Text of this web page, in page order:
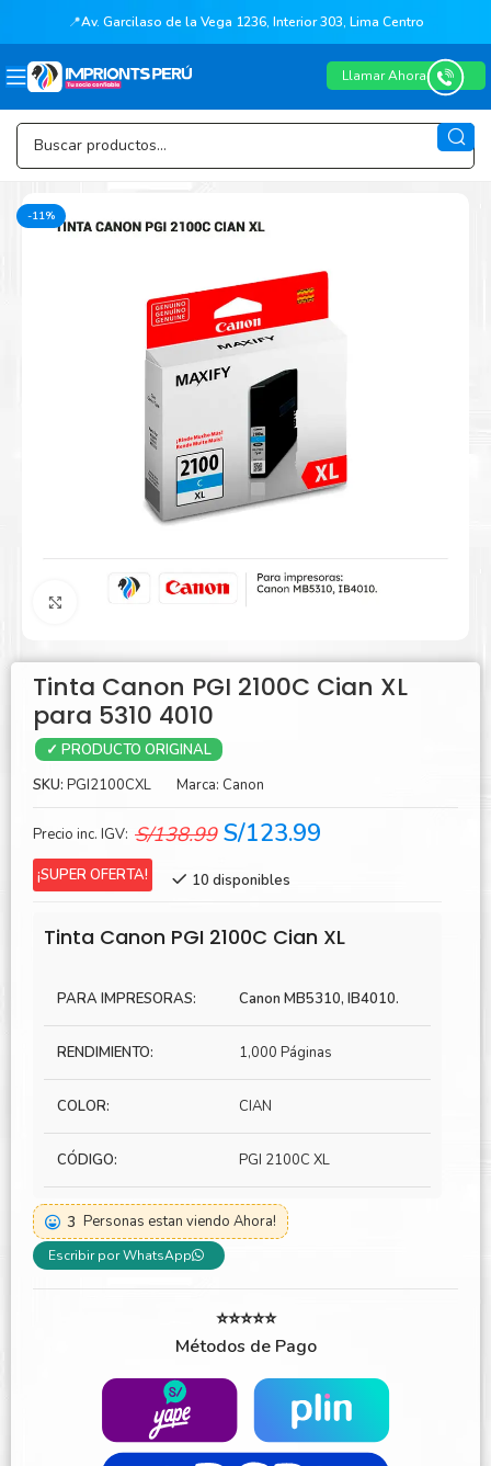
📍Av. Garcilaso de la Vega 1236, Interior 303, Lima Centro
Llamar Ahora
-11%
Agrandar
Tinta Canon PGI 2100C Cian XL
para 5310 4010
✓ PRODUCTO ORIGINAL
SKU: PGI2100CXL Marca: Canon
Precio inc. IGV: S/138.99 El
original
S/138.99.
S/123.99
S/123.99.
¡SUPER OFERTA! 10 disponibles
Tinta Canon PGI 2100C Cian XL
PARA IMPRESORAS: Canon MB5310, IB4010.
RENDIMIENTO: 1,000 Páginas
COLOR: CIAN
CÓDIGO: PGI 2100C XL
3 Personas estan viendo Ahora!
Escribir por WhatsApp
⭐⭐⭐⭐⭐
Métodos de Pago